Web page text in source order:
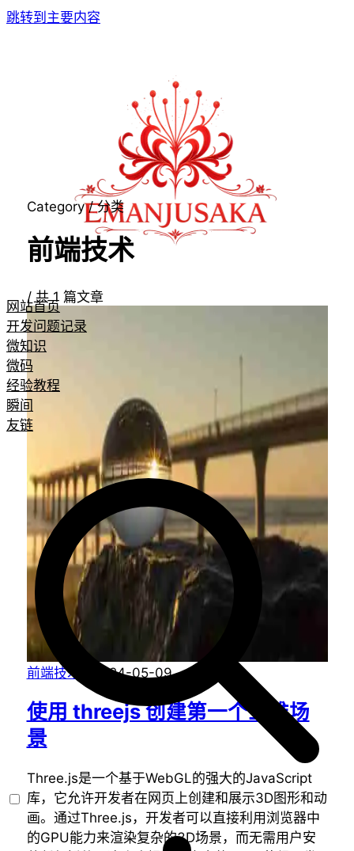
跳转到主要内容
网站首页
开发问题记录
微知识
微码
经验教程
瞬间
友链
Category / 分类
前端技术
/共1篇文章
前端技术 2024-05-09
使用 threejs 创建第一个三维场
景
Three.js是一个基于WebGL的强大的JavaScript
库，它允许开发者在网页上创建和展示3D图形和动
画。通过Three.js，开发者可以直接利用浏览器中
的GPU能力来渲染复杂的3D场景，而无需用户安